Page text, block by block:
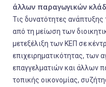
άλλων παραγωγικών
Τις δυνατότητες
από τη μείωση των
μετεξέλιξη των ΚΕΠ σε
επιχειρηματικότητας, των
επαγγελματιών και άλλων
τοπικής οικονομίας,